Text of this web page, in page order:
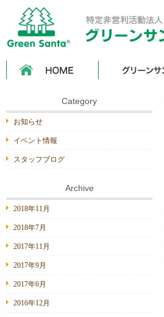
HOME
Category
お知らせ
イベント情報
スタッフブログ
Archive
2018年11月
2018年7月
2017年11月
2017年9月
2017年6月
2016年12月